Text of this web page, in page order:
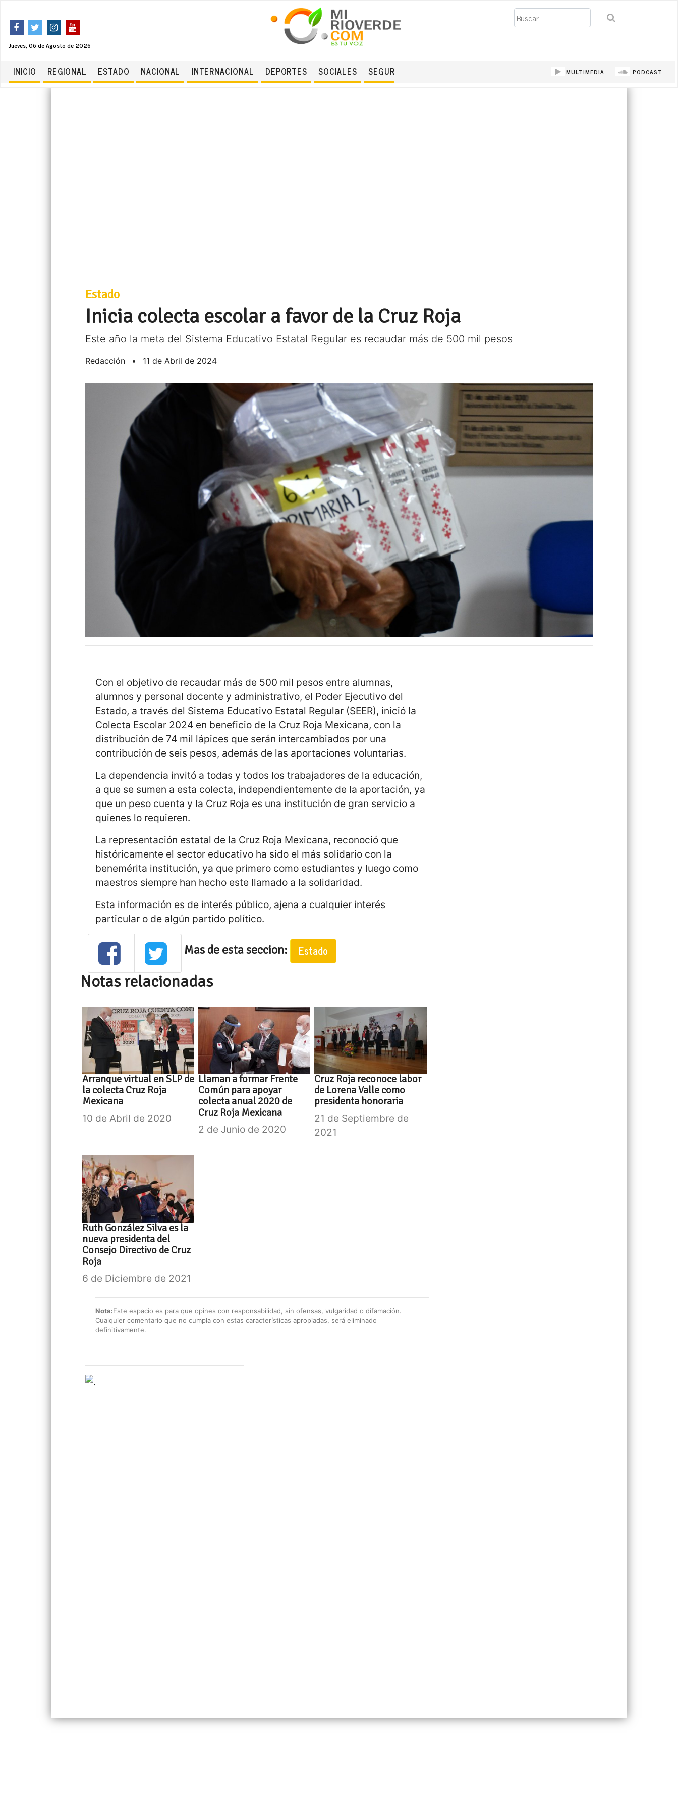
Jueves, 06 de Agosto de 2026
Buscar
INICIO REGIONAL ESTADO NACIONAL INTERNACIONAL DEPORTES SOCIALES SEGURIDAD MULTIMEDIA PODCAST
Estado
Inicia colecta escolar a favor de la Cruz Roja
Este año la meta del Sistema Educativo Estatal Regular es recaudar más de 500 mil pesos
Redacción • 11 de Abril de 2024
Con el objetivo de recaudar más de 500 mil pesos entre alumnas,
alumnos y personal docente y administrativo, el Poder Ejecutivo del
Estado, a través del Sistema Educativo Estatal Regular (SEER), inició la
Colecta Escolar 2024 en beneficio de la Cruz Roja Mexicana, con la
distribución de 74 mil lápices que serán intercambiados por una
contribución de seis pesos, además de las aportaciones voluntarias.
La dependencia invitó a todas y todos los trabajadores de la educación,
a que se sumen a esta colecta, independientemente de la aportación, ya
que un peso cuenta y la Cruz Roja es una institución de gran servicio a
quienes lo requieren.
La representación estatal de la Cruz Roja Mexicana, reconoció que
históricamente el sector educativo ha sido el más solidario con la
benemérita institución, ya que primero como estudiantes y luego como
maestros siempre han hecho este llamado a la solidaridad.
Esta información es de interés público, ajena a cualquier interés
particular o de algún partido político.
Mas de esta seccion: Estado
Notas relacionadas
Arranque virtual en SLP de
la colecta Cruz Roja
Mexicana
10 de Abril de 2020
Llaman a formar Frente
Común para apoyar
colecta anual 2020 de
Cruz Roja Mexicana
2 de Junio de 2020
Cruz Roja reconoce labor
de Lorena Valle como
presidenta honoraria
21 de Septiembre de
2021
Ruth González Silva es la
nueva presidenta del
Consejo Directivo de Cruz
Roja
6 de Diciembre de 2021
Nota:Este espacio es para que opines con responsabilidad, sin ofensas, vulgaridad o difamación.
Cualquier comentario que no cumpla con estas características apropiadas, será eliminado
definitivamente.